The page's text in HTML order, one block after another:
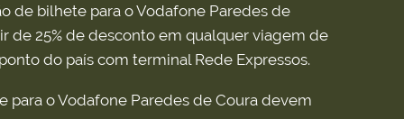
de bilhete para o Vodafone Paredes de
de 25% de desconto em qualquer viagem de
do país com terminal Rede Expressos.
para o Vodafone Paredes de Coura devem